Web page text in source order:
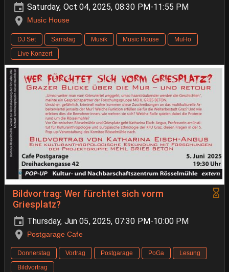
Saturday, Oct 04, 2025, 08:30 PM-11:55 PM
Music House
DJ Set Samstag Musik Music House
MuHo
Live Konzert
Bildvortrag: Wer fürchtet sich vorm
Griesplatz?
Thursday, Jun 05, 2025, 07:30 PM-10:00 PM
Postgarage Cafe
Donnerstag Vortrag Postgarage PoGa
Lesung
Bildvortrag